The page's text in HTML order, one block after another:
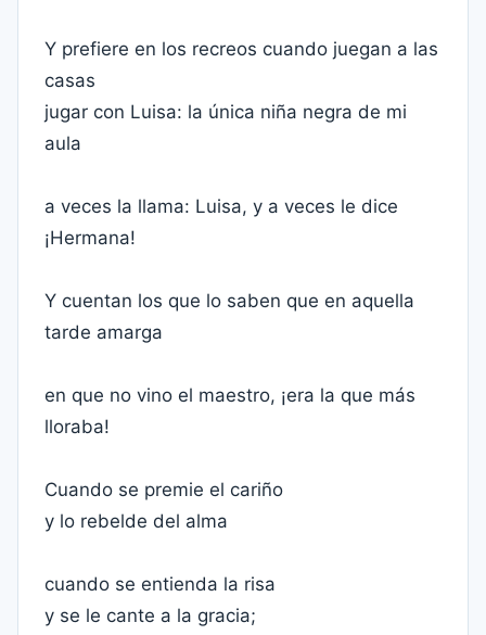
Y prefiere en los recreos cuando juegan a las
casas
jugar con Luisa: la única niña negra de mi
aula
a veces la llama: Luisa, y a veces le dice
¡Hermana!
Y cuentan los que lo saben que en aquella
tarde amarga
en que no vino el maestro, ¡era la que más
lloraba!
Cuando se premie el cariño
y lo rebelde del alma
cuando se entienda la risa
y se le cante a la gracia;